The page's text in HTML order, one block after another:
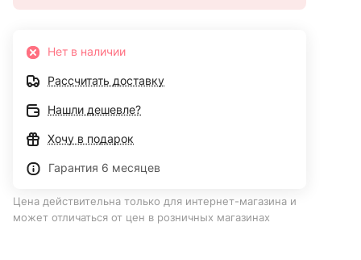
Нет в наличии
Рассчитать доставку
Нашли дешевле?
Хочу в подарок
Гарантия 6 месяцев
Цена действительна только для интернет-магазина и
может отличаться от цен в розничных магазинах